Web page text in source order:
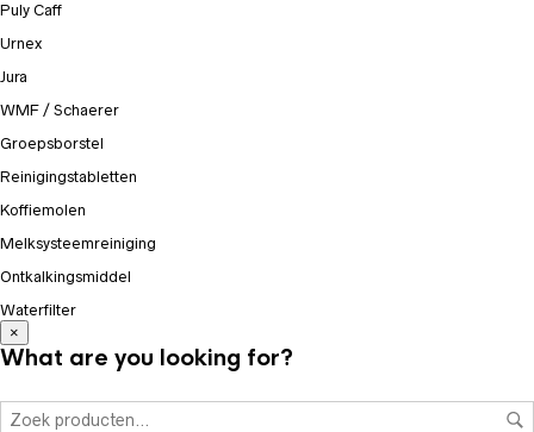
Puly Caff
Urnex
Jura
WMF / Schaerer
Groepsborstel
Reinigingstabletten
Koffiemolen
Melksysteemreiniging
Ontkalkingsmiddel
Waterfilter
×
What are you looking for?